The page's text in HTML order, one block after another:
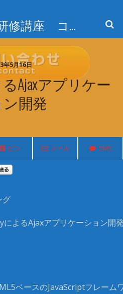
サートプロ研修講座 コース検索
年5月16日
るAjaxアプリケー
開発
ピン メール SMS
グ
によるAjaxアプリケーション開
ベースのJavaScriptフレーム